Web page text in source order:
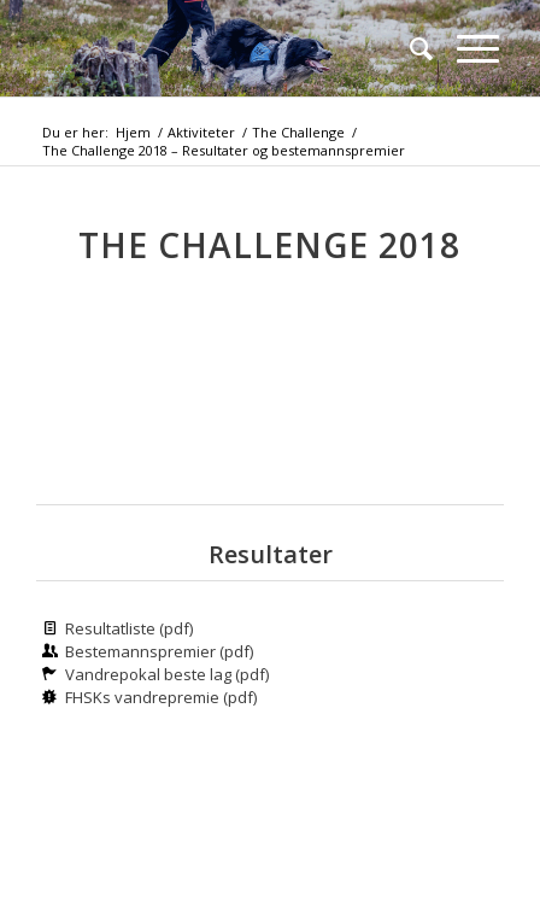
Du er her: Hjem / Aktiviteter / The Challenge /
The Challenge 2018 – Resultater og bestemannspremier
THE CHALLENGE 2018
Resultater
Resultatliste (pdf)
Bestemannspremier (pdf)
Vandrepokal beste lag (pdf)
FHSKs vandrepremie (pdf)